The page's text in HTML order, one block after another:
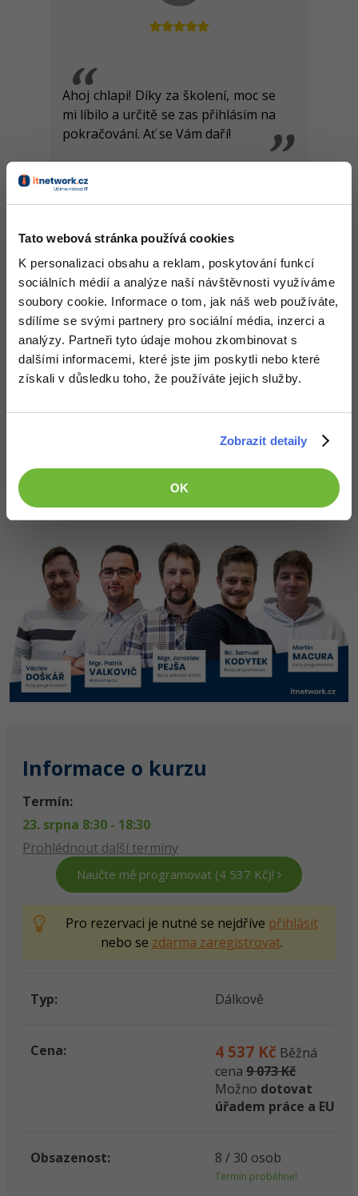
Tato webová stránka používá cookies
K personalizaci obsahu a reklam, poskytování funkcí
sociálních médií a analýze naší návštěvnosti využíváme
soubory cookie. Informace o tom, jak náš web používáte,
sdílíme se svými partnery pro sociální média, inzerci a
analýzy. Partneři tyto údaje mohou zkombinovat s
dalšími informacemi, které jste jim poskytli nebo které
získali v důsledku toho, že používáte jejich služby.
Zobrazit detaily
OK
Ahoj chlapi! Díky za školení, moc se
mi líbilo a určitě se zas přihlásím na
pokračování. Ať se Vám daří!
Pavel H.
Informace o kurzu
Termín:
23. srpna 8:30 - 18:30
Prohlédnout další termíny
Pro rezervaci je nutné se nejdříve přihlásit
nebo se zdarma zaregistrovat.
Typ: Dálkově
Cena: 4 537 Kč Běžná
cena 9 073 Kč
Možno dotovat
úřadem práce a EU
Obsazenost: 8 / 30 osob
Termín proběhne!